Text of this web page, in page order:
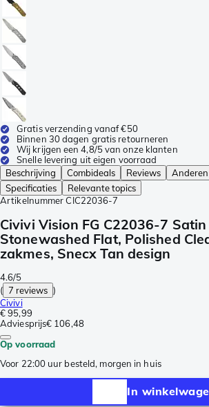
Gratis verzending vanaf €50
Binnen 30 dagen gratis retourneren
Wij krijgen een 4,8/5 van onze klanten
Snelle levering uit eigen voorraad
Beschrijving
Combideals Reviews
Specificaties
Relevante topics
Artikelnummer CIC22036-7
Civivi Vision FG C22036-7
Stonewashed Flat, Polished
zakmes, Snecx Tan design
4.6/5
( 7 reviews )
Civivi
€ 95,99
Adviesprijs€ 106,48
Op voorraad
Voor 22:00 uur besteld, morgen in huis
In